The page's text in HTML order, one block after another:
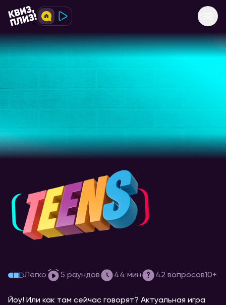
[teens] #1
Легко 5 раундов 44 мин 42 вопросов10+
Йоу! Или как там сейчас говорят? Актуальная игра